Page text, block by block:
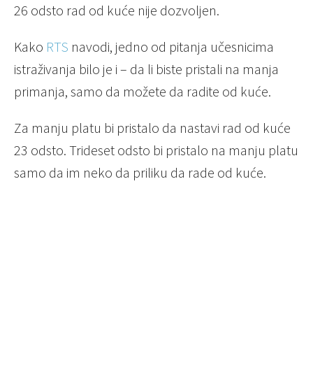
26 odsto rad od kuće nije dozvoljen.
Kako RTS navodi, jedno od pitanja učesnicima
istraživanja bilo je i – da li biste pristali na manja
primanja, samo da možete da radite od kuće.
Za manju platu bi pristalo da nastavi rad od kuće
23 odsto. Trideset odsto bi pristalo na manju platu
samo da im neko da priliku da rade od kuće.